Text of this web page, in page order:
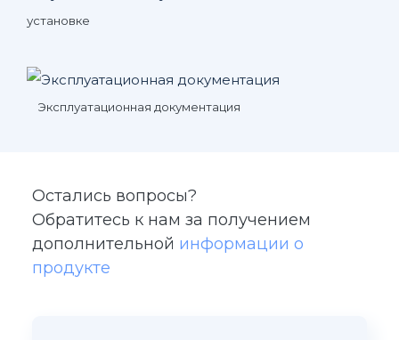
установке
Эксплуатационная документация
Остались вопросы?
Обратитесь к нам за получением
дополнительной информации о
продукте